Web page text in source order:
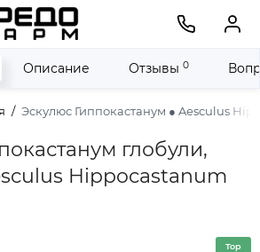
Эскулюс Гиппокастанум ● Aesculus
глобули,
Hippocastanum
Описание Отзывы 0
Top